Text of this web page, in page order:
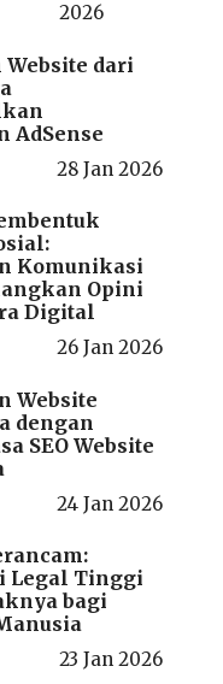
2026
dari
AdSense
28 Jan 2026
Komunikasi
Opini
Digital
26 Jan 2026
Website
dengan
SEO Website
24 Jan 2026
Legal Tinggi
bagi
23 Jan 2026